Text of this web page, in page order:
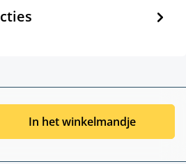
In het winkelmandje